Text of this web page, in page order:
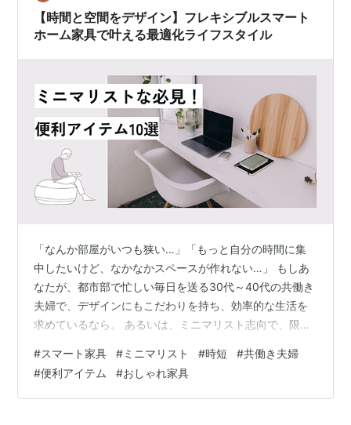
【時間と空間をデザイン】フレキシブルスマート
ホーム家具で叶える最適化ライフスタイル
「なんか部屋がいつも狭い…」「もっと自分の時間に集
中したいけど、なかなかスペースが作れない…」 もしあ
なたが、都市部で忙しい毎日を送る30代～40代の共働き
夫婦で、デザインにもこだわりを持ち、効率的な生活を
求めているなら。 あるいは、ミニマリスト志向で、限ら
キシブルなスマートホーム家具 は、まさにあなたのため
の救世主となるかもしれません！ 今回は、「時間」と
「空間」を賢くデザインし、あなたのライフスタイルを
#スマート家具 #ミニマリスト #時短 #共働き夫婦
#便利アイテム #おしゃれ家具